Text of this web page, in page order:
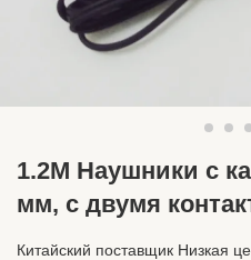
1.2M Наушники с
мм, с двумя
Китайский поставщик Низкая